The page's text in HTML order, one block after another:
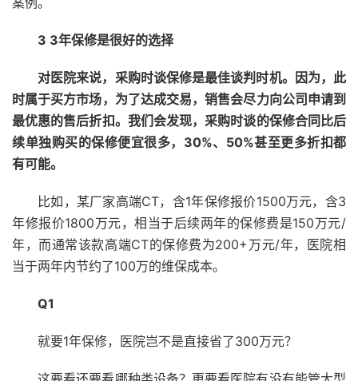
3 3年保修是很好的选择
对医院来说，采购时谈保修是最佳谈判时机。因为，此
时属于买方市场，为了达成交易，销售会尽力向公司申请到
最优惠的售后折扣。我们会发现，采购时谈的保修合同比后
续单独购买的保修便宜很多，30%、50%甚至更多折扣都
有可能。
比如，某厂家高端CT，含1年保修报价1500万元，含3
年修报价1800万元，相当于后续两年的保修费是150万元/
年，而通常该款高端CT的保修费为200+万元/年，医院相
当于两年内节约了100万的维保成本。
Q1
就要1年保修，医院岂不是直接省了300万元？